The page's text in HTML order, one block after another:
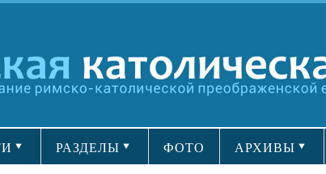
РАЗДЕЛЫ ФОТО АРХИВЫ